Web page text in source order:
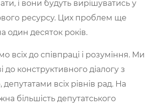
і вони будуть вирішуватись у
ресурсу. Цих проблем ще
один десяток років.
всіх до співпраці і розуміння. Ми
до конструктивного діалогу з
депутатами всіх рівнів рад. На
більшість депутатського